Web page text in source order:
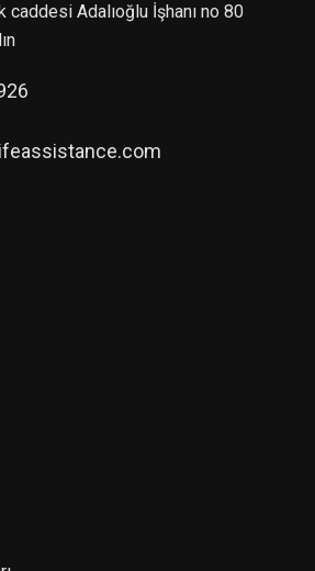
caddesi Adalıoğlu İşhanı no 80